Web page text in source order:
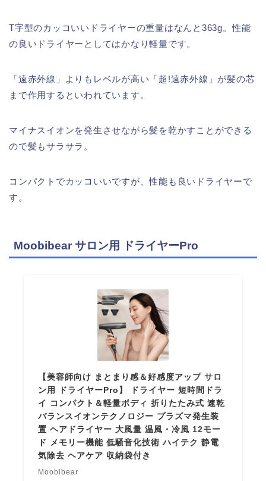
T字型のカッコいいドライヤーの重量はなんと363g。性能
の良いドライヤーとしてはかなり軽量です。
「遠赤外線」よりもレベルが高い「超!遠赤外線」が髪の芯
まで作用するといわれています。
マイナスイオンを発生させながら髪を乾かすことができる
ので髪もサラサラ。
コンパクトでカッコいいですが、性能も良いドライヤーで
す。
Moobibear サロン用 ドライヤーPro
【美容師向け まとまり感＆好感度アップ サロ
ン用 ドライヤーPro】 ドライヤー 短時間ドラ
イ コンパクト＆軽量ボディ 折りたたみ式 速乾
バランスイオンテクノロジー プラズマ発生装
置 ヘアドライヤー 大風量 温風・冷風 12モー
ド メモリー機能 低騒音化技術 ハイテク 静電
気除去 ヘアケア 収納袋付き
Moobibear